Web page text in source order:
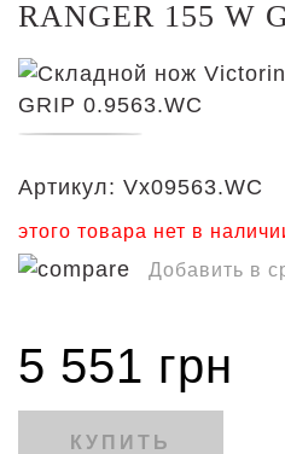
RANGER 155 W
Артикул: Vx09563.WC
этого товара нет в
Добавить в
5 551 грн
КУПИТЬ